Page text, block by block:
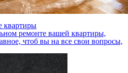
квартиры
ремонте вашей квартиры,
чтоб вы на все свои вопросы,